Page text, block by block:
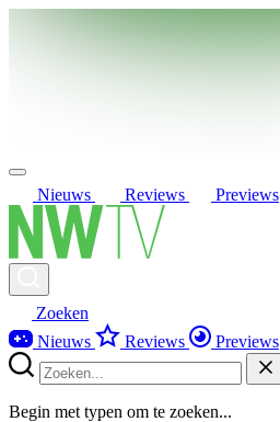
Nieuws Reviews Previews
Zoeken
Nieuws
Reviews Previews
Begin met typen om te zoeken...